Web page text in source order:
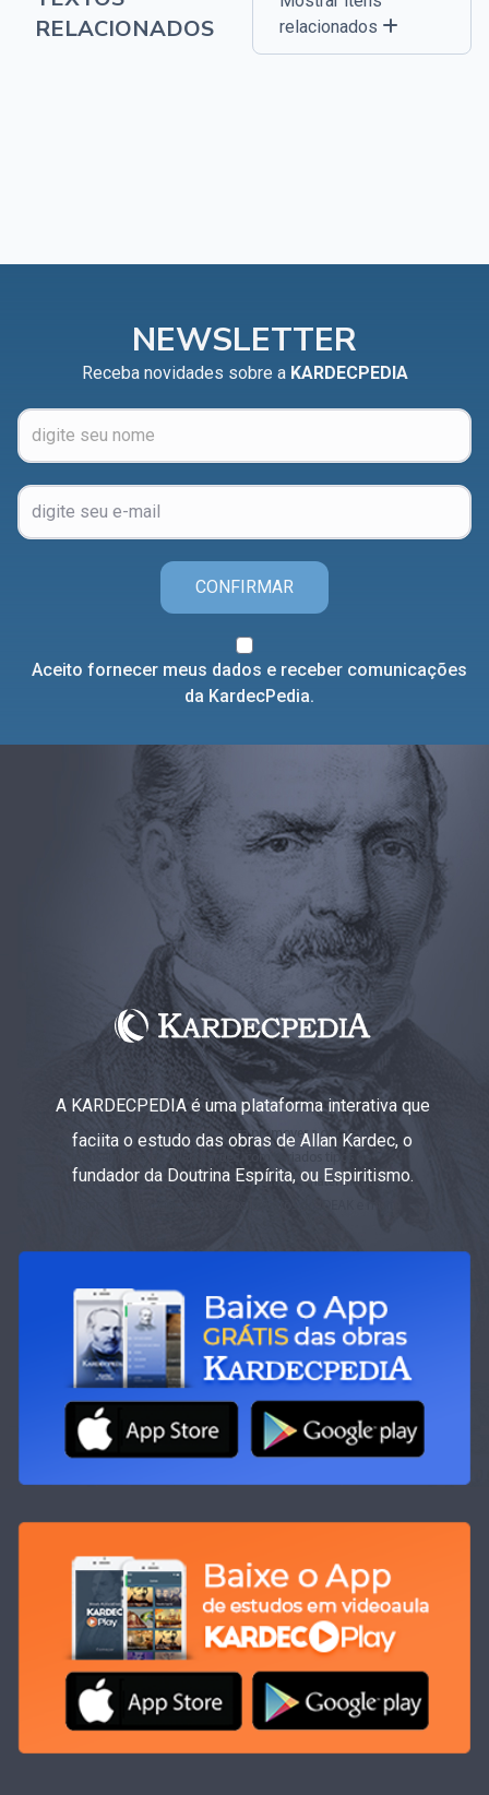
RELACIONADOS
relacionados
NEWSLETTER
Receba novidades sobre a KARDECPEDIA
CONFIRMAR
Aceito fornecer meus dados e receber comunicações
da KardecPedia.
A KARDECPEDIA é uma plataforma interativa que
faciita o estudo das obras de Allan Kardec, o
fundador da Doutrina Espírita, ou Espiritismo.